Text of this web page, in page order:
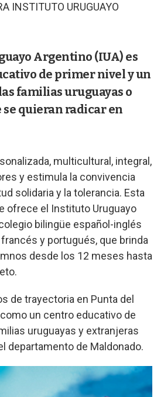
INSTITUTO URUGUAYO
Argentino (IUA) es
de primer nivel y un
familias uruguayas o
quieran radicar en
multicultural, integral,
y estimula la convivencia
solidaria y la tolerancia. Esta
ofrece el Instituto Uruguayo
bilingüe español-inglés
y portugués, que brinda
desde los 12 meses hasta
de trayectoria en Punta del
un centro educativo de
uruguayas y extranjeras
departamento de Maldonado.